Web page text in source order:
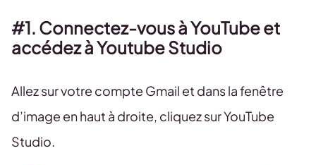
#1. Connectez-vous à YouTube et
accédez à Youtube Studio
Allez sur votre compte Gmail et dans la fenêtre
d’image en haut à droite, cliquez sur YouTube
Studio.